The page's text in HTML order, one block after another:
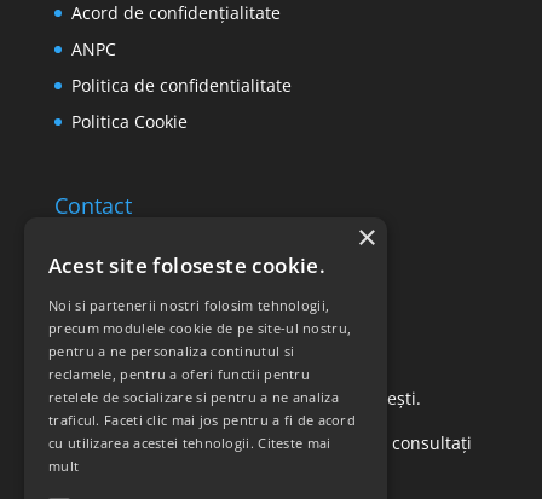
Acord de confidențialitate
ANPC
Politica de confidentialitate
Politica Cookie
Contact
Retur produse
Str. Vasile Mironiuc nr. 3, Sector 1, București.
Pentru detalii suplimentare, vă rugăm să consultați
politica de returnare a produselor
Acest site foloseste cookie.
Noi si partenerii nostri folosim tehnologii,
precum modulele cookie de pe site-ul nostru,
pentru a ne personaliza continutul si
reclamele, pentru a oferi functii pentru
retelele de socializare si pentru a ne analiza
traficul. Faceti clic mai jos pentru a fi de acord
cu utilizarea acestei tehnologii.Citeste mai
mult
×